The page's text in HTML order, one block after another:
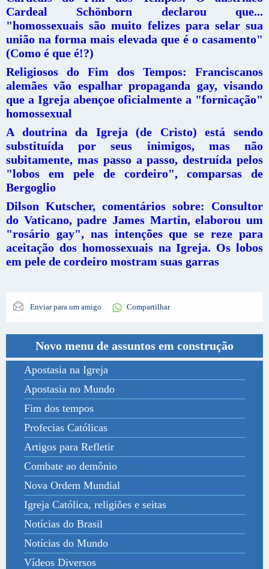
Cardeal Schönborn declarou que...
"homossexuais são muito felizes para selar sua
união na forma mais elevada que é o casamento"
(Como é que é!?)
Religiosos do Fim dos Tempos: Franciscanos
alemães vão espalhar propaganda gay, visando
que a Igreja abençoe oficialmente a "fornicação"
homossexual
A doutrina da Igreja (de Cristo) está sendo
substituída por seus inimigos, mas não
subitamente, mas passo a passo, destruída pelos
"lobos em pele de cordeiro", comparsas de
Bergoglio
Dilson Kutscher, comentários sobre: Consultor
do Vaticano, padre James Martin, elaborou um
"rosário gay", nas intenções que se reze para
aceitação dos homossexuais na Igreja. Os lobos
em pele de cordeiro mostram suas garras
Enviar para um amigo Compartilhar
Novo menu de assuntos em construção
Apostasia na Igreja
Apostasia no Mundo
Fim dos tempos
Profecias Católicas
Artigos para Refletir
Combate ao demônio
Nova Ordem Mundial
Igreja Católica, religiões e seitas
Notícias do Brasil
Notícias do Mundo
Vídeos Diversos